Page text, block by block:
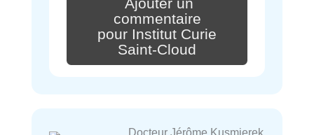
Ajouter un
commentaire
pour Institut Curie
Saint-Cloud
Docteur Jérôme Kusmierek